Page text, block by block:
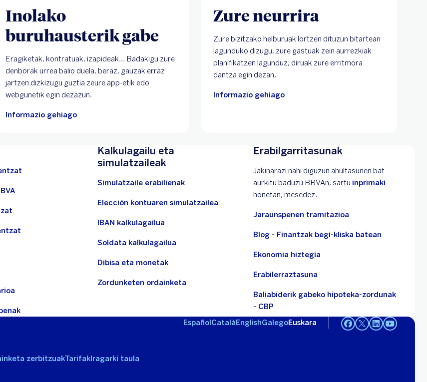
Inolako
buruhausterik gabe
Eragiketak, kontratuak, izapideak... Badakigu zure
denborak urrea balio duela, beraz, gauzak erraz
jartzen dizkizugu guztia zeure app-etik edo
webgunetik egin dezazun.
Informazio gehiago
Zure neurrira
Zure bizitzako helburuak lortzen dituzun bitartean
lagunduko dizugu, zure gastuak zein aurrezkiak
planifikatzen lagunduz, diruak zure erritmora
dantza egin dezan.
Informazio gehiago
Kalkulagailu eta
simulatzaileak
Simulatzaile erabilienak
Elección kontuaren simulatzailea
IBAN kalkulagailua
Soldata kalkulagailua
Dibisa eta monetak
Zordunketen ordainketa
Erabilgarritasunak
Jakinarazi nahi diguzun ahultasunen bat
aurkitu baduzu BBVAn, sartu inprimaki
honetan, mesedez.
Jaraunspenen tramitazioa
Blog - Finantzak begi-kliska batean
Ekonomia hiztegia
Erabilerraztasuna
Baliabiderik gabeko hipoteka-zordunak
- CBP
zerbitzuakTarifakIragarki taula
EspañolCatalàEnglishGalegoEuskara